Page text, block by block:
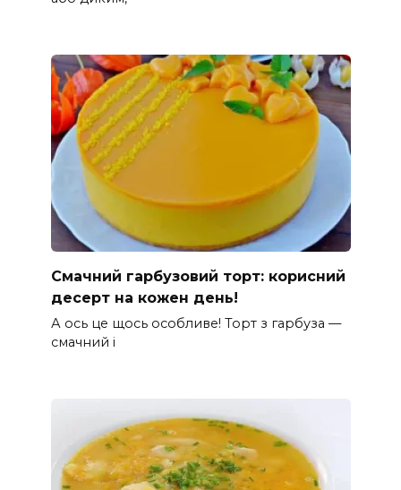
Смачний гарбузовий торт: корисний
десерт на кожен день!
А ось це щось особливе! Торт з гарбуза —
смачний і